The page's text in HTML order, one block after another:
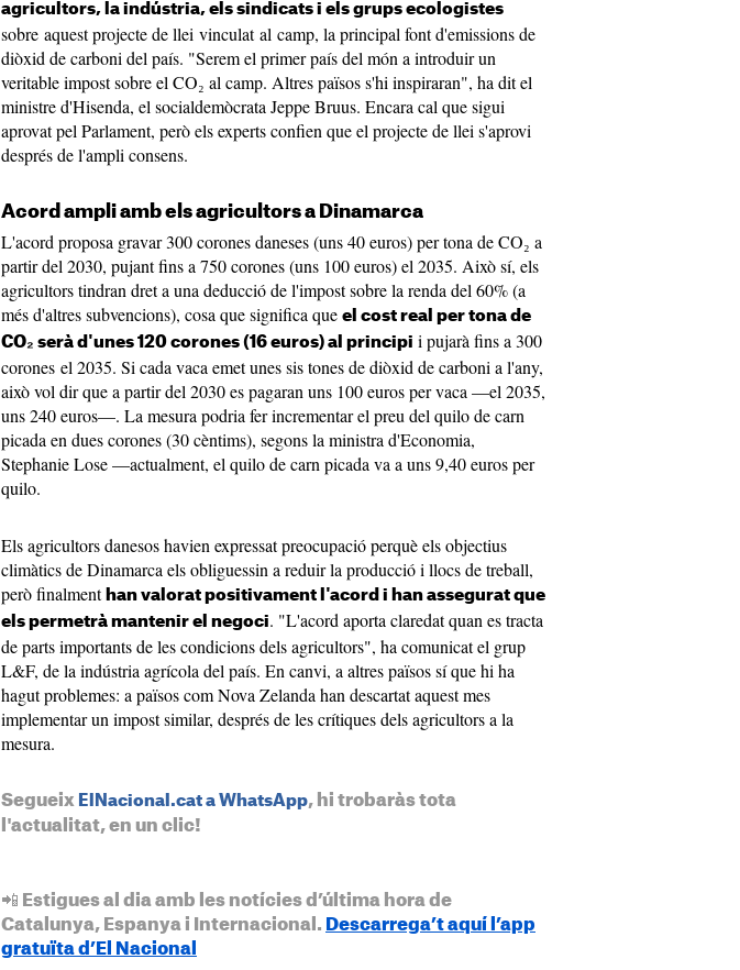
agricultors, la indústria, els sindicats i els grups ecologistes
sobre aquest projecte de llei vinculat al camp, la principal font d'emissions de
diòxid de carboni del país. "Serem el primer país del món a introduir un
veritable impost sobre el CO₂ al camp. Altres països s'hi inspiraran", ha dit el
ministre d'Hisenda, el socialdemòcrata Jeppe Bruus. Encara cal que sigui
aprovat pel Parlament, però els experts confien que el projecte de llei s'aprovi
després de l'ampli consens.
Acord ampli amb els agricultors a Dinamarca
L'acord proposa gravar 300 corones daneses (uns 40 euros) per tona de CO₂ a
partir del 2030, pujant fins a 750 corones (uns 100 euros) el 2035. Això sí, els
agricultors tindran dret a una deducció de l'impost sobre la renda del 60% (a
més d'altres subvencions), cosa que significa que el cost real per tona de
CO₂ serà d'unes 120 corones (16 euros) al principi i pujarà fins a 300
corones el 2035. Si cada vaca emet unes sis tones de diòxid de carboni a l'any,
això vol dir que a partir del 2030 es pagaran uns 100 euros per vaca —el 2035,
uns 240 euros—. La mesura podria fer incrementar el preu del quilo de carn
picada en dues corones (30 cèntims), segons la ministra d'Economia,
Stephanie Lose —actualment, el quilo de carn picada va a uns 9,40 euros per
quilo.
Els agricultors danesos havien expressat preocupació perquè els objectius
climàtics de Dinamarca els obliguessin a reduir la producció i llocs de treball,
però finalment han valorat positivament l'acord i han assegurat que
els permetrà mantenir el negoci. "L'acord aporta claredat quan es tracta
de parts importants de les condicions dels agricultors", ha comunicat el grup
L&F, de la indústria agrícola del país. En canvi, a altres països sí que hi ha
hagut problemes: a països com Nova Zelanda han descartat aquest mes
implementar un impost similar, després de les crítiques dels agricultors a la
mesura.
Segueix ElNacional.cat a WhatsApp, hi trobaràs tota
l'actualitat, en un clic!
📲 Estigues al dia amb les notícies d’última hora de
Catalunya, Espanya i Internacional. Descarrega’t aquí l’app
gratuïta d’El Nacional